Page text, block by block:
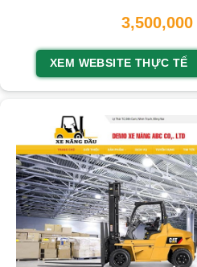
3,500,000
XEM WEBSITE THỰC TẾ